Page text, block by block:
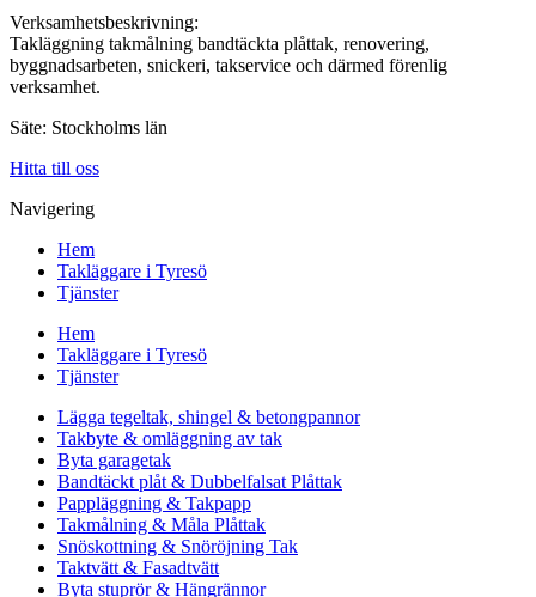
Verksamhetsbeskrivning:
Takläggning takmålning bandtäckta plåttak, renovering,
byggnadsarbeten, snickeri, takservice och därmed förenlig
verksamhet.
Säte: Stockholms län
Hitta till oss
Navigering
Hem
Takläggare i Tyresö
Tjänster
Hem
Takläggare i Tyresö
Tjänster
Lägga tegeltak, shingel & betongpannor
Takbyte & omläggning av tak
Byta garagetak
Bandtäckt plåt & Dubbelfalsat Plåttak
Pappläggning & Takpapp
Takmålning & Måla Plåttak
Snöskottning & Snöröjning Tak
Taktvätt & Fasadtvätt
Byta stuprör & Hängrännor